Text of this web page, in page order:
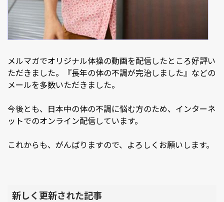
メルマガでオリジナル体操の動画を配信したところ好評い
ただきました。『長年の体の不調が完治しました』などの
メールを多数いただきました。
今後とも、日本中の体の不調に悩む方のため、インターネ
ットでのオンライン配信しています。
これからも、がんばりますので、よろしくお願いします。
新しく更新された記事